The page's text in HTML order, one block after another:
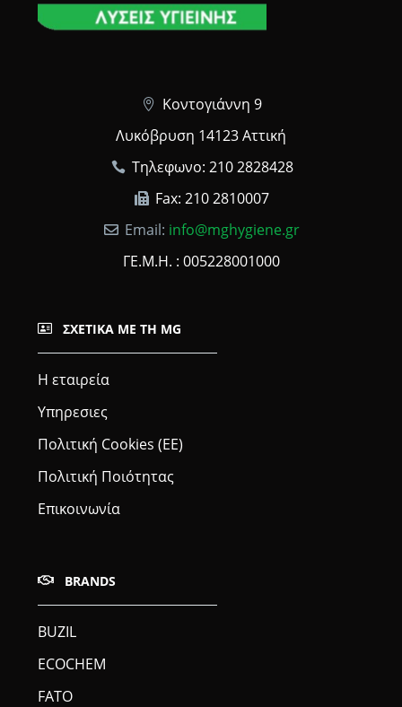
Κοντογιάννη 9
Λυκόβρυση 14123 Αττική
Τηλεφωνο: 210 2828428
Fax: 210 2810007
Email: info@mghygiene.gr
ΓΕ.Μ.Η. : 005228001000
ΣΧΕΤΙΚΆ ΜΕ ΤΗ MG
Η εταιρεία
Υπηρεσιες
Πολιτική Cookies (ΕΕ)
Πολιτική Ποιότητας
Επικοινωνία
BRANDS
BUZIL
ECOCHEM
FATO